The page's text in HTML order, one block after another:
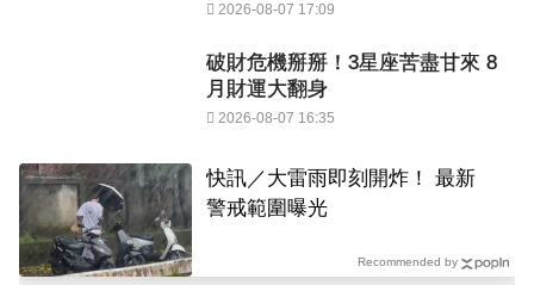
2026-08-07 17:09
破財危機掰掰！3星座苦盡甘來 8
月財運大翻身
2026-08-07 16:35
快訊／大雷雨即刻開炸！ 最新
警戒範圍曝光
Recommended by